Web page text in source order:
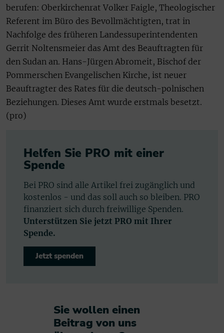
berufen: Oberkirchenrat Volker Faigle, Theologischer
Referent im Büro des Bevollmächtigten, trat in
Nachfolge des früheren Landessuperintendenten
Gerrit Noltensmeier das Amt des Beauftragten für
den Sudan an. Hans-Jürgen Abromeit, Bischof der
Pommerschen Evangelischen Kirche, ist neuer
Beauftragter des Rates für die deutsch-polnischen
Beziehungen. Dieses Amt wurde erstmals besetzt.
(pro)
Helfen Sie PRO mit einer
Spende
Bei PRO sind alle Artikel frei zugänglich und
kostenlos - und das soll auch so bleiben. PRO
finanziert sich durch freiwillige Spenden.
Unterstützen Sie jetzt PRO mit Ihrer
Spende.
Jetzt spenden
Sie wollen einen
Beitrag von uns